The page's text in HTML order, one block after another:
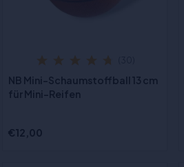
NB Mini-Schaumstoffball 13 cm
für Mini-Reifen
€12,00